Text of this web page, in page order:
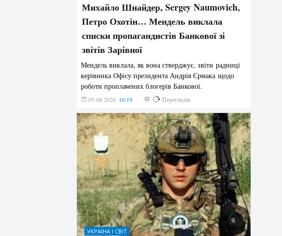
Михайло Шнайдер, Sergey Naumovich,
Петро Охотін… Мендель виклала
списки пропагандистів Банкової зі
звітів Зарівної
Мендель виклала, як вона стверджує, звіти радниці
керівника Офісу президента Андрія Єрмака щодо
роботи проплачених блогерів Банкової.
05.08.2026 16:19 222 Переглядів
УКРАЇНА І СВІТ